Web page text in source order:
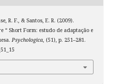
R. F., & Santos, E. R. (2009).
“ Short Form: estudo de adaptação e
Psychologica, (51), p. 251–281.